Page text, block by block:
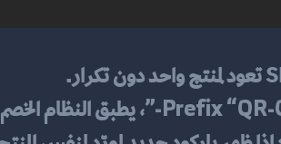
Prefix “QR- ، يطبق النظام